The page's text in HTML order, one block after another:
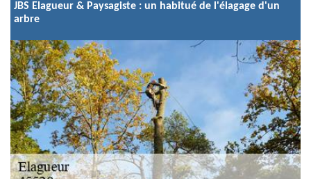
JBS Elagueur & Paysagiste : un habitué de l'élagage d'un
arbre